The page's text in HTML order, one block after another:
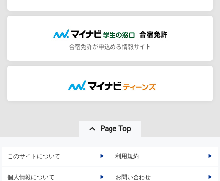
合宿免許が申込める情報サイト
Page Top
このサイトについて 利用規約
個人情報について お問い合わせ